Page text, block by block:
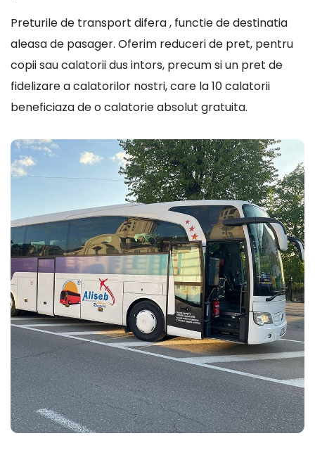
Preturile de transport difera , functie de destinatia
aleasa de pasager. Oferim reduceri de pret, pentru
copii sau calatorii dus intors, precum si un pret de
fidelizare a calatorilor nostri, care la 10 calatorii
beneficiaza de o calatorie absolut gratuita.